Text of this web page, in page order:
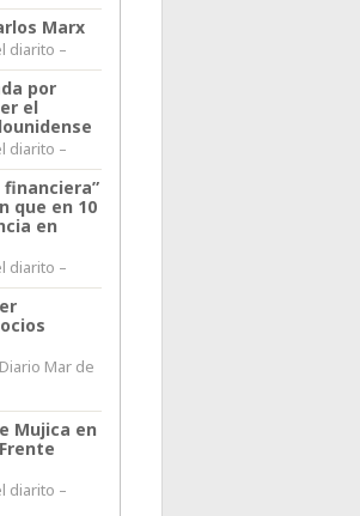
Marx
diarito –
por
el
diarito –
financiera”
que en 10
en
diarito –
Mar de
Mujica en
diarito –